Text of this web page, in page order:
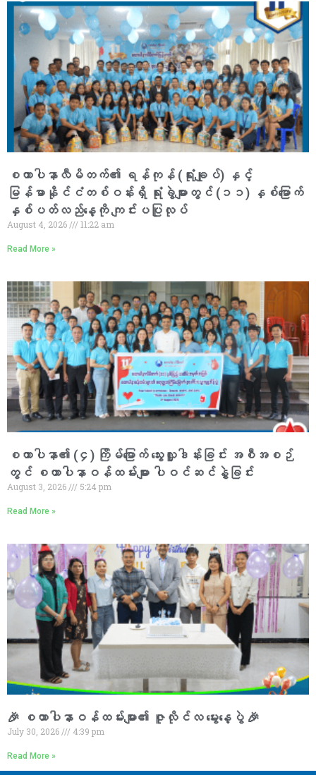
စထာပါနာလီမိတက်၏ ရန်ကုန် (ရုံးချုပ်) နှင့်
မြန်မာနိုင်ငံတစ်ဝန်းရှိ ရုံးခွဲများတွင် (၁၁) နှစ်မြောက်
နှစ်ပတ်လည်နေ့ကို ကျင်းပပြုလုပ်
August 4, 2026 11:22 am
Read More »
စထာပါနာ၏ (၄) ကြိမ်မြောက် သွေးလှူဒါန်းခြင်း အစီအစဉ်
တွင် စထာပါနာဝန်ထမ်းများ ပါဝင်ဆင်နွှဲခြင်း
August 3, 2026 5:24 pm
Read More »
🎉 စထာပါနာဝန်ထမ်းများ၏ ဇူလိုင်လ မွေးနေ့ပွဲ 🎉
July 30, 2026 4:39 pm
Read More »